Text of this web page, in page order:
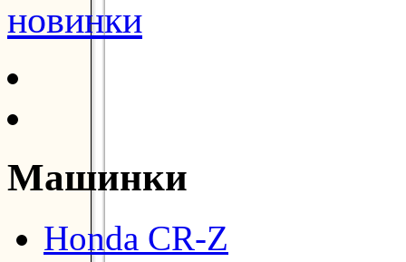
новинки
Машинки
Honda CR-Z